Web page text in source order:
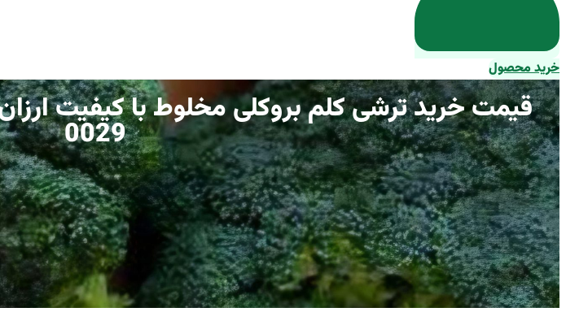
خرید محصول
قیمت خرید ترشی کلم بروکلی مخلوط با کیفیت
0029